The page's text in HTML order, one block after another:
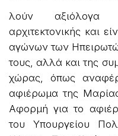
λούν αξιόλογα
αρχιτεκτονικής και
αγώνων των
τους, αλλά και της
χώρας, όπως
αφιέρωμα της
Αφορμή για το
του Υπουργείου